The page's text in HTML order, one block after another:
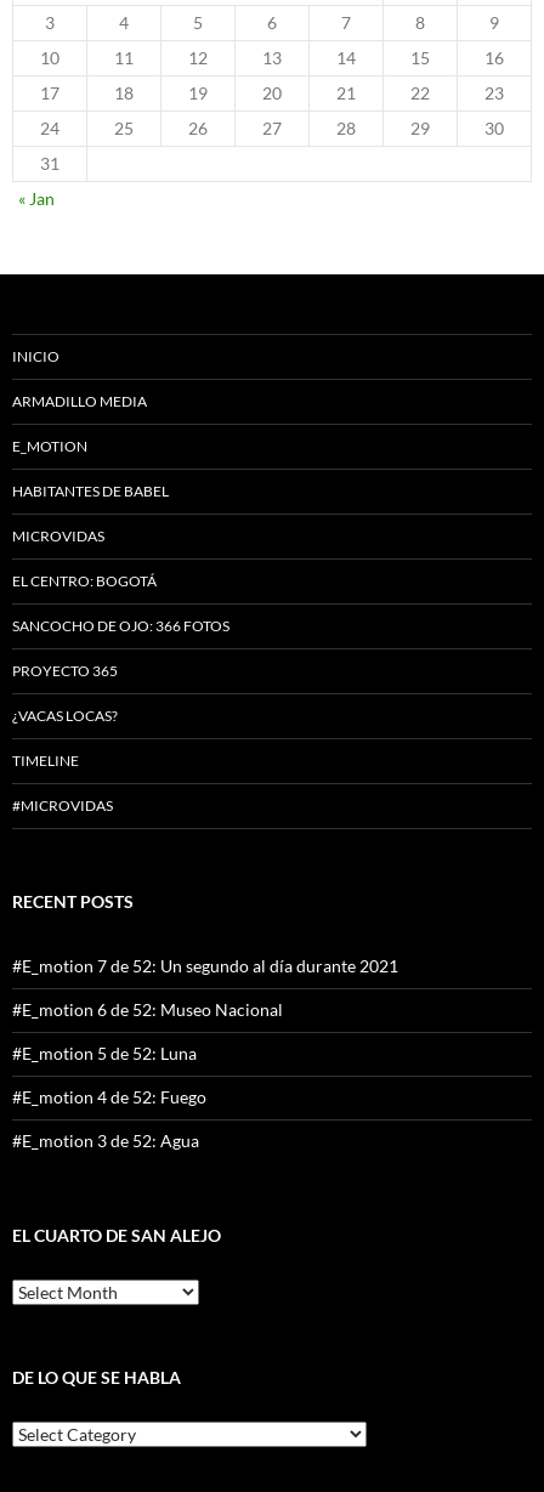
3
4 5 6 7 8
9
10
11 12 13 14 15
16
17
18 19 20 21 22
23
24
25 26 27 28 29
30
31
« Jan
INICIO
ARMADILLO MEDIA
E_MOTION
HABITANTES DE BABEL
MICROVIDAS
EL CENTRO: BOGOTÁ
SANCOCHO DE OJO: 366 FOTOS
PROYECTO 365
¿VACAS LOCAS?
TIMELINE
#MICROVIDAS
RECENT POSTS
#E_motion 7 de 52: Un segundo al día durante 2021
#E_motion 6 de 52: Museo Nacional
#E_motion 5 de 52: Luna
#E_motion 4 de 52: Fuego
#E_motion 3 de 52: Agua
EL CUARTO DE SAN ALEJO
El
cuarto
Alejo
DE LO QUE SE HABLA
De
lo